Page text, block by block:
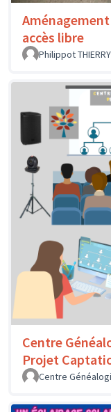
accès libre
Philippot THIERRY
Centre
Projet
Centre